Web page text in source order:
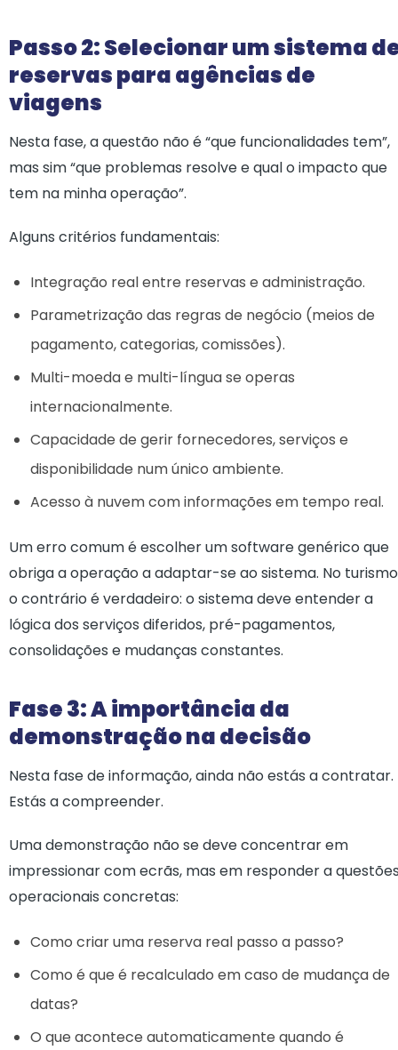
Passo 2: Selecionar um sistema
reservas para agências de
viagens
Nesta fase, a questão não é “que funcionalidades tem”,
mas sim “que problemas resolve e qual o impacto que
tem na minha operação”.
Alguns critérios fundamentais:
Integração real entre reservas e administração.
Parametrização das regras de negócio (meios de
pagamento, categorias, comissões).
Multi-moeda e multi-língua se operas
internacionalmente.
Capacidade de gerir fornecedores, serviços e
disponibilidade num único ambiente.
Acesso à nuvem com informações em tempo real.
Um erro comum é escolher um software genérico que
obriga a operação a adaptar-se ao sistema. No
o contrário é verdadeiro: o sistema deve entender a
lógica dos serviços diferidos, pré-pagamentos,
consolidações e mudanças constantes.
Fase 3: A importância da
demonstração na decisão
Nesta fase de informação, ainda não estás a contratar.
Estás a compreender.
Uma demonstração não se deve concentrar em
impressionar com ecrãs, mas em responder a
operacionais concretas:
Como criar uma reserva real passo a passo?
Como é que é recalculado em caso de mudança de
datas?
O que acontece automaticamente quando é